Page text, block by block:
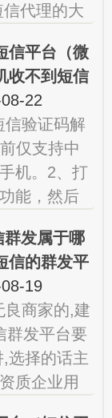
代理的大
信平台（微
收不到短信
办）
22
验证码解
仅支持中
机。2、打
能，然后
发属于哪
信的群发平
呢）
19
商家的,建
群发平台要
选择的话主
质企业用